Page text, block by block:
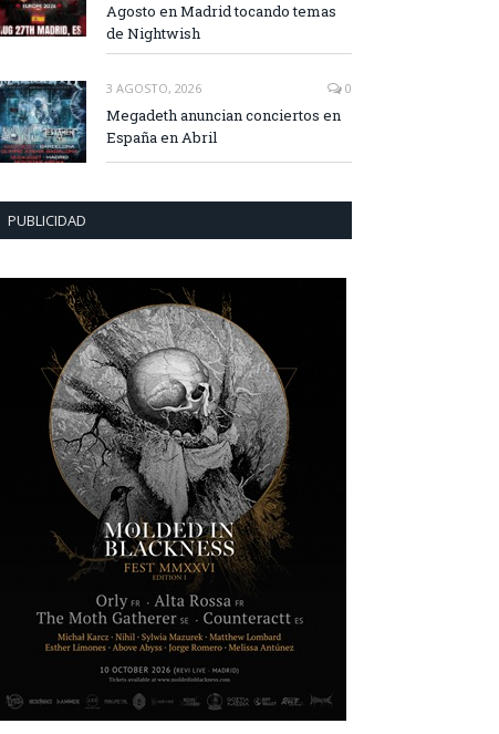
Agosto en Madrid tocando temas
de Nightwish
3 AGOSTO, 2026 0
Megadeth anuncian conciertos en
España en Abril
PUBLICIDAD